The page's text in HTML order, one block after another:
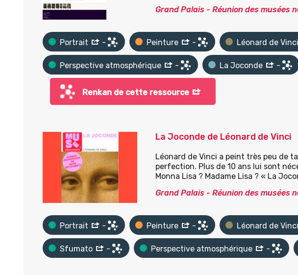
Grand Palais - Réunion des musées
Portrait - Peinture - Léonard de Vinci
Perspective atmosphérique - La Joconde -
Renkan de cette ressource
La Joconde de Léonard de Vinci
Léonard de Vinci a peint très peu de
perfection. Plus de 10 ans lui sont
Monna Lisa ? Madame Lisa ? « La
Grand Palais - Réunion des musées
Portrait - Peinture - Léonard de Vinci
Sfumato - Perspective atmosphérique -